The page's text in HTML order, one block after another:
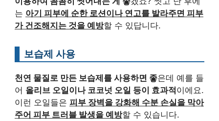
는 아기 피부에 순한 로션이나 연고를 발라주면 피부
가 건조해지는 것을 예방할 수 있답니다.
보습제 사용
천연 물질로 만든 보습제를 사용하면 좋은데 예를 들
어 올리브 오일이나 코코넛 오일 등이 효과적 이에요.
이런 오일들은 피부 장벽을 강화해 수분 손실을 막아
주어 피부 트러블 발생을 예방할 수 있습니다.